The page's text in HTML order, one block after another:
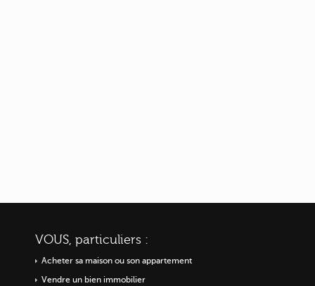
VOUS, particuliers :
Acheter sa maison ou son appartement
Vendre un bien immobilier